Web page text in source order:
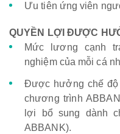
Ưu tiên ứng viên
QUYỀN LỢI ĐƯỢC
Mức lương cạnh
nghiệm của mỗi cá
Được hưởng chế độ
chương trình
lợi bổ sung dành
ABBANK).